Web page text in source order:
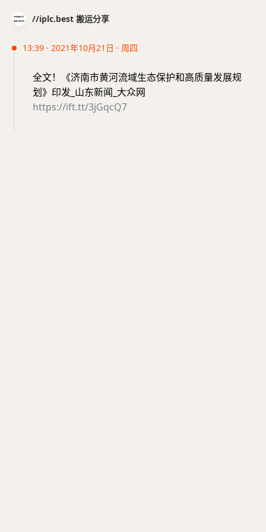
//iplc.best 搬运分享
13:39 · 2021年10月21日 · 周四
全文！《济南市黄河流域生态保护和高质量发展规
划》印发_山东新闻_大众网
https://ift.tt/3jGqcQ7